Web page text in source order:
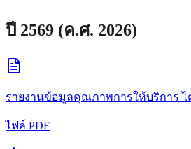
ปี 2569 (ค.ศ. 2026)
รายงานข้อมูลคุณภาพการให้บริการไ
ไฟล์ PDF